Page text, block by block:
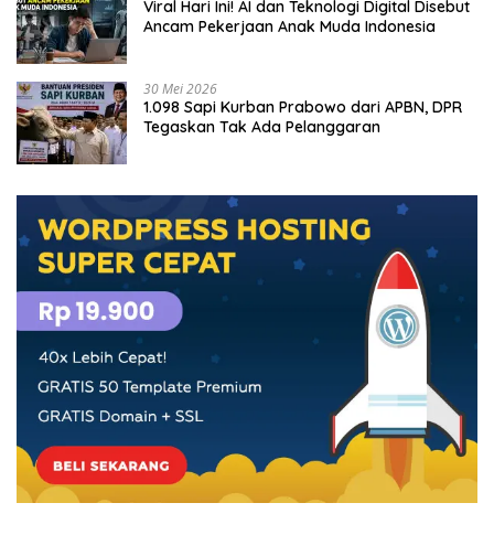
Viral Hari Ini! AI dan Teknologi Digital Disebut
Ancam Pekerjaan Anak Muda Indonesia
30 Mei 2026
1.098 Sapi Kurban Prabowo dari APBN, DPR
Tegaskan Tak Ada Pelanggaran